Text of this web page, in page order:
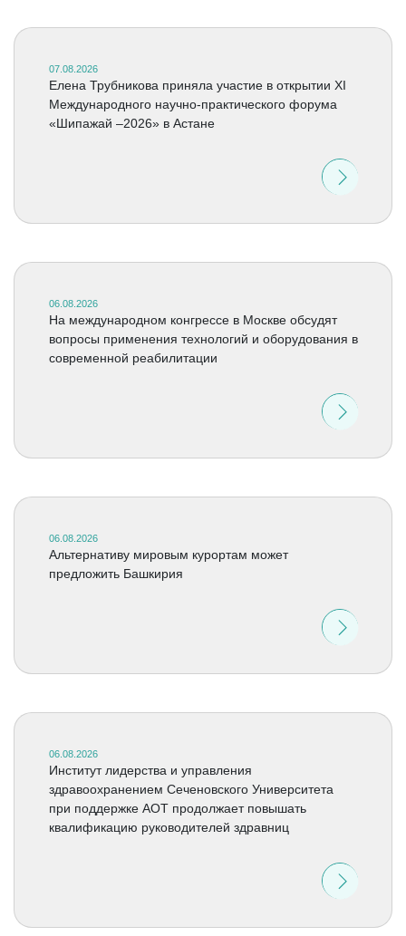
07.08.2026
Елена Трубникова приняла участие в открытии XI
Международного научно-практического форума
«Шипажай –2026» в Астане
06.08.2026
На международном конгрессе в Москве обсудят
вопросы применения технологий и оборудования в
современной реабилитации
06.08.2026
Альтернативу мировым курортам может
предложить Башкирия
06.08.2026
Институт лидерства и управления
здравоохранением Сеченовского Университета
при поддержке АОТ продолжает повышать
квалификацию руководителей здравниц